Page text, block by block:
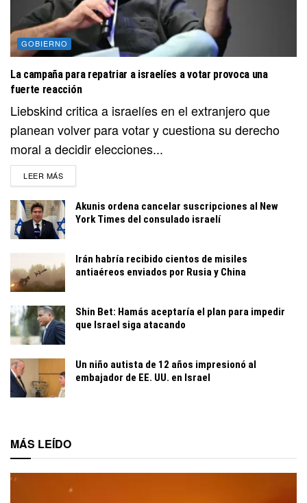
GOBIERNO
La campaña para repatriar a israelíes a votar provoca una
fuerte reacción
Liebskind critica a israelíes en el extranjero que
planean volver para votar y cuestiona su derecho
moral a decidir elecciones...
LEER MÁSDETAILS
Akunis ordena cancelar suscripciones al New
York Times del consulado israelí
Irán habría recibido cientos de misiles
antiaéreos enviados por Rusia y China
Shin Bet: Hamás aceptaría el plan para impedir
que Israel siga atacando
Un niño autista de 12 años impresionó al
embajador de EE. UU. en Israel
MÁS LEÍDO